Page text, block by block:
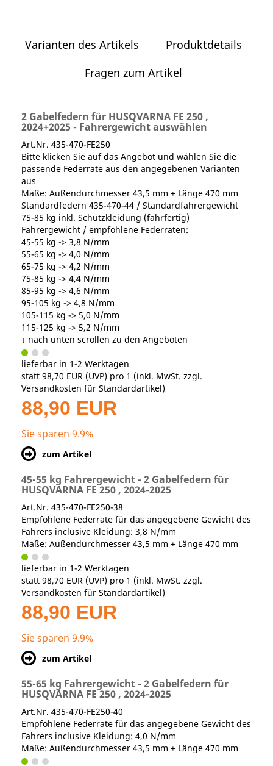
Varianten des Artikels
Produktdetails
Fragen zum Artikel
2 Gabelfedern für HUSQVARNA FE 250 ,
2024+2025 - Fahrergewicht auswählen
Art.Nr. 435-470-FE250
Bitte klicken Sie auf das Angebot und wählen Sie die
passende Federrate aus den angegebenen Varianten
aus
Maße: Außendurchmesser 43,5 mm + Länge 470 mm
Standardfedern 435-470-44 / Standardfahrergewicht
75-85 kg inkl. Schutzkleidung (fahrfertig)
Fahrergewicht / empfohlene Federraten:
45-55 kg -> 3,8 N/mm
55-65 kg -> 4,0 N/mm
65-75 kg -> 4,2 N/mm
75-85 kg -> 4,4 N/mm
85-95 kg -> 4,6 N/mm
95-105 kg -> 4,8 N/mm
105-115 kg -> 5,0 N/mm
115-125 kg -> 5,2 N/mm
↓ nach unten scrollen zu den Angeboten
lieferbar in 1-2 Werktagen
statt 98,70 EUR (UVP) pro 1 (inkl. MwSt. zzgl.
Versandkosten für Standardartikel)
88,90 EUR
Sie sparen 9.9%
zum Artikel
45-55 kg Fahrergewicht - 2 Gabelfedern für
HUSQVARNA FE 250 , 2024-2025
Art.Nr. 435-470-FE250-38
Empfohlene Federrate für das angegebene Gewicht des
Fahrers inclusive Kleidung: 3,8 N/mm
Maße: Außendurchmesser 43,5 mm + Länge 470 mm
lieferbar in 1-2 Werktagen
statt 98,70 EUR (UVP) pro 1 (inkl. MwSt. zzgl.
Versandkosten für Standardartikel)
88,90 EUR
Sie sparen 9.9%
zum Artikel
55-65 kg Fahrergewicht - 2 Gabelfedern für
HUSQVARNA FE 250 , 2024-2025
Art.Nr. 435-470-FE250-40
Empfohlene Federrate für das angegebene Gewicht des
Fahrers inclusive Kleidung: 4,0 N/mm
Maße: Außendurchmesser 43,5 mm + Länge 470 mm